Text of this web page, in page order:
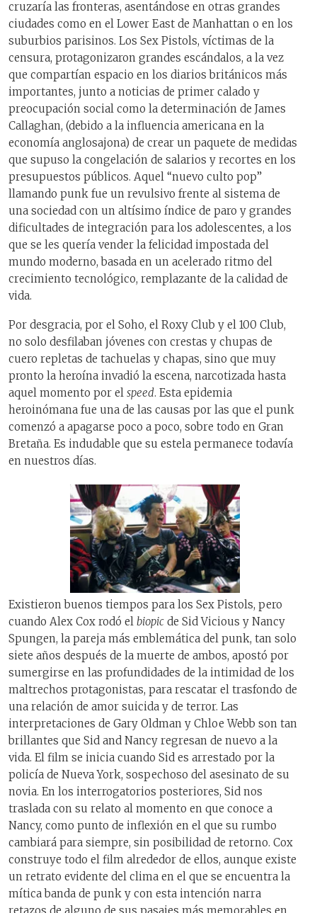
cruzaría las fronteras, asentándose en otras grandes
ciudades como en el Lower East de Manhattan o en los
suburbios parisinos. Los Sex Pistols, víctimas de la
censura, protagonizaron grandes escándalos, a la vez
que compartían espacio en los diarios británicos más
importantes, junto a noticias de primer calado y
preocupación social como la determinación de James
Callaghan, (debido a la influencia americana en la
economía anglosajona) de crear un paquete de medidas
que supuso la congelación de salarios y recortes en los
presupuestos públicos. Aquel “nuevo culto pop”
llamando punk fue un revulsivo frente al sistema de
una sociedad con un altísimo índice de paro y grandes
dificultades de integración para los adolescentes, a los
que se les quería vender la felicidad impostada del
mundo moderno, basada en un acelerado ritmo del
crecimiento tecnológico, remplazante de la calidad de
vida.
Por desgracia, por el Soho, el Roxy Club y el 100 Club,
no solo desfilaban jóvenes con crestas y chupas de
cuero repletas de tachuelas y chapas, sino que muy
pronto la heroína invadió la escena, narcotizada hasta
aquel momento por el speed. Esta epidemia
heroinómana fue una de las causas por las que el punk
comenzó a apagarse poco a poco, sobre todo en Gran
Bretaña. Es indudable que su estela permanece todavía
en nuestros días.
Existieron buenos tiempos para los Sex Pistols, pero
cuando Alex Cox rodó el biopic de Sid Vicious y Nancy
Spungen, la pareja más emblemática del punk, tan solo
siete años después de la muerte de ambos, apostó por
sumergirse en las profundidades de la intimidad de los
maltrechos protagonistas, para rescatar el trasfondo de
una relación de amor suicida y de terror. Las
interpretaciones de Gary Oldman y Chloe Webb son tan
brillantes que Sid and Nancy regresan de nuevo a la
vida. El film se inicia cuando Sid es arrestado por la
policía de Nueva York, sospechoso del asesinato de su
novia. En los interrogatorios posteriores, Sid nos
traslada con su relato al momento en que conoce a
Nancy, como punto de inflexión en el que su rumbo
cambiará para siempre, sin posibilidad de retorno. Cox
construye todo el film alrededor de ellos, aunque existe
un retrato evidente del clima en el que se encuentra la
mítica banda de punk y con esta intención narra